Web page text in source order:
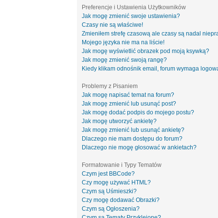
Preferencje i Ustawienia Użytkowników
Jak mogę zmienić swoje ustawienia?
Czasy nie są właściwe!
Zmieniłem strefę czasową ale czasy są nadal
Mojego języka nie ma na liście!
Jak mogę wyświetlić obrazek pod moją ksywką?
Jak mogę zmienić swoją rangę?
Kiedy klikam odnośnik email, forum wymaga
Problemy z Pisaniem
Jak mogę napisać temat na forum?
Jak mogę zmienić lub usunąć post?
Jak mogę dodać podpis do mojego postu?
Jak mogę utworzyć ankietę?
Jak mogę zmienić lub usunąć ankietę?
Dlaczego nie mam dostępu do forum?
Dlaczego nie mogę głosować w ankietach?
Formatowanie i Typy Tematów
Czym jest BBCode?
Czy mogę używać HTML?
Czym są Uśmieszki?
Czy mogę dodawać Obrazki?
Czym są Ogłoszenia?